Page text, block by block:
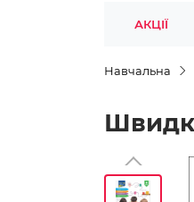
АКЦІЇ
Навчальна